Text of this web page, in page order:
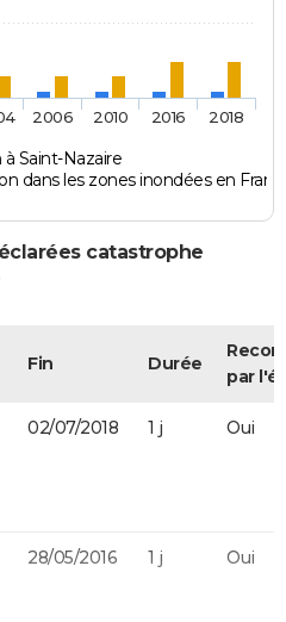
Saint-Nazaire
dans les zones inondées en
2006 2010 2016 2018
catastrophe
Fin Durée
par
02/07/2018 1 j Oui
28/05/2016 1 j Oui